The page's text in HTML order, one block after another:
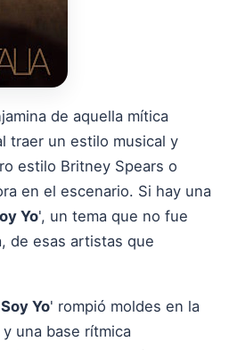
de aquella mítica
traer un estilo musical y
estilo Britney Spears o
en el escenario. Si hay una
Yo', un tema que no fue
de esas artistas que
Soy Yo' rompió moldes en la
una base rítmica